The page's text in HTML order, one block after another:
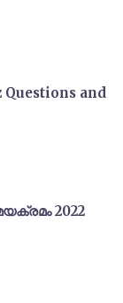
Questions and
2022